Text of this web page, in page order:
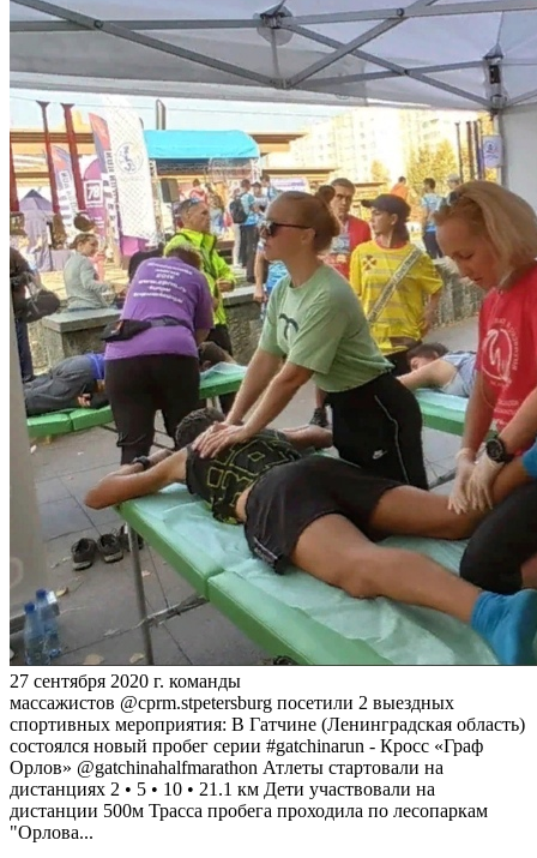
27 сентября 2020 г. команды
массажистов @cprm.stpetersburg посетили 2 выездных
спортивных мероприятия: В Гатчине (Ленинградская область)
состоялся новый пробег серии #gatchinarun - Кросс «Граф
Орлов» @gatchinahalfmarathon Атлеты стартовали на
дистанциях 2 • 5 • 10 • 21.1 км Дети участвовали на
дистанции 500м Трасса пробега проходила по лесопаркам
"Орлова...